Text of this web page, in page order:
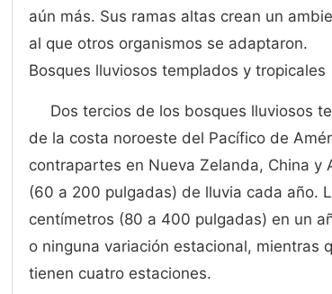
aún más. Sus ramas altas crean un
al que otros organismos se adaptaron.
Bosques lluviosos templados y tropicales
Dos tercios de los bosques lluviosos
de la costa noroeste del Pacífico de
contrapartes en Nueva Zelanda, China
(60 a 200 pulgadas) de lluvia cada año.
centímetros (80 a 400 pulgadas) en un
o ninguna variación estacional, mientras
tienen cuatro estaciones.